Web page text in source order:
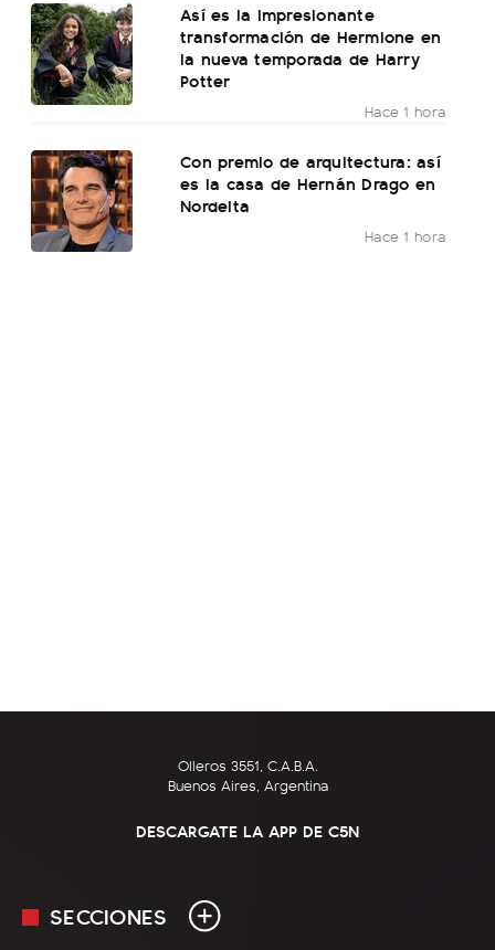
Así es la impresionante
transformación de Hermione en
la nueva temporada de Harry
Potter
Hace 1 hora
Con premio de arquitectura: así
es la casa de Hernán Drago en
Nordelta
Hace 1 hora
Olleros 3551, C.A.B.A.
Buenos Aires, Argentina
DESCARGATE LA APP DE C5N
SECCIONES